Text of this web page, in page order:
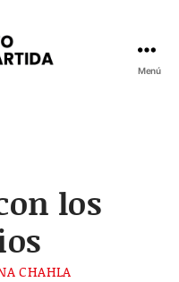
Menú
los
CHAHLA